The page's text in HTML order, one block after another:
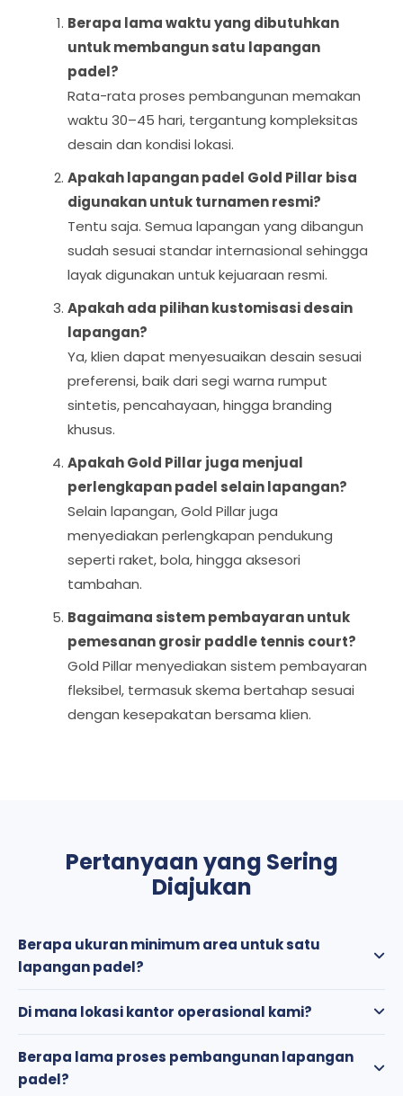
Berapa lama waktu yang dibutuhkan
untuk membangun satu lapangan
padel?
Rata-rata proses pembangunan memakan
waktu 30–45 hari, tergantung kompleksitas
desain dan kondisi lokasi.
Apakah lapangan padel Gold Pillar bisa
digunakan untuk turnamen resmi?
Tentu saja. Semua lapangan yang dibangun
sudah sesuai standar internasional sehingga
layak digunakan untuk kejuaraan resmi.
Apakah ada pilihan kustomisasi desain
lapangan?
Ya, klien dapat menyesuaikan desain sesuai
preferensi, baik dari segi warna rumput
sintetis, pencahayaan, hingga branding
khusus.
Apakah Gold Pillar juga menjual
perlengkapan padel selain lapangan?
Selain lapangan, Gold Pillar juga
menyediakan perlengkapan pendukung
seperti raket, bola, hingga aksesori
tambahan.
Bagaimana sistem pembayaran untuk
pemesanan grosir paddle tennis court?
Gold Pillar menyediakan sistem pembayaran
fleksibel, termasuk skema bertahap sesuai
dengan kesepakatan bersama klien.
Pertanyaan yang Sering
Diajukan
Berapa ukuran minimum area untuk satu
lapangan padel?
Disarankan menambahkan ruang 1–2 meter di setiap
terdapat lebih dari satu lapangan, beri jarak antar
lapangan sekitar 1–2 meter.
Di mana lokasi kantor operasional kami?
dan Tangerang untuk mendukung kebutuhan proyek di
berbagai wilayah Indonesia.
Berapa lama proses pembangunan lapangan
padel?